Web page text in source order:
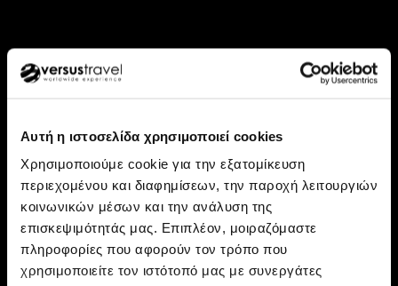
Αυτή η ιστοσελίδα χρησιμοποιεί cookies
Χρησιμοποιούμε cookie για την εξατομίκευση
περιεχομένου και διαφημίσεων, την παροχή λειτουργιών
κοινωνικών μέσων και την ανάλυση της
επισκεψιμότητάς μας. Επιπλέον, μοιραζόμαστε
πληροφορίες που αφορούν τον τρόπο που
χρησιμοποιείτε τον ιστότοπό μας με συνεργάτες
Ανακάλυψε: Κούβα
Η Μεγάλη Κούβα από άκρη σε